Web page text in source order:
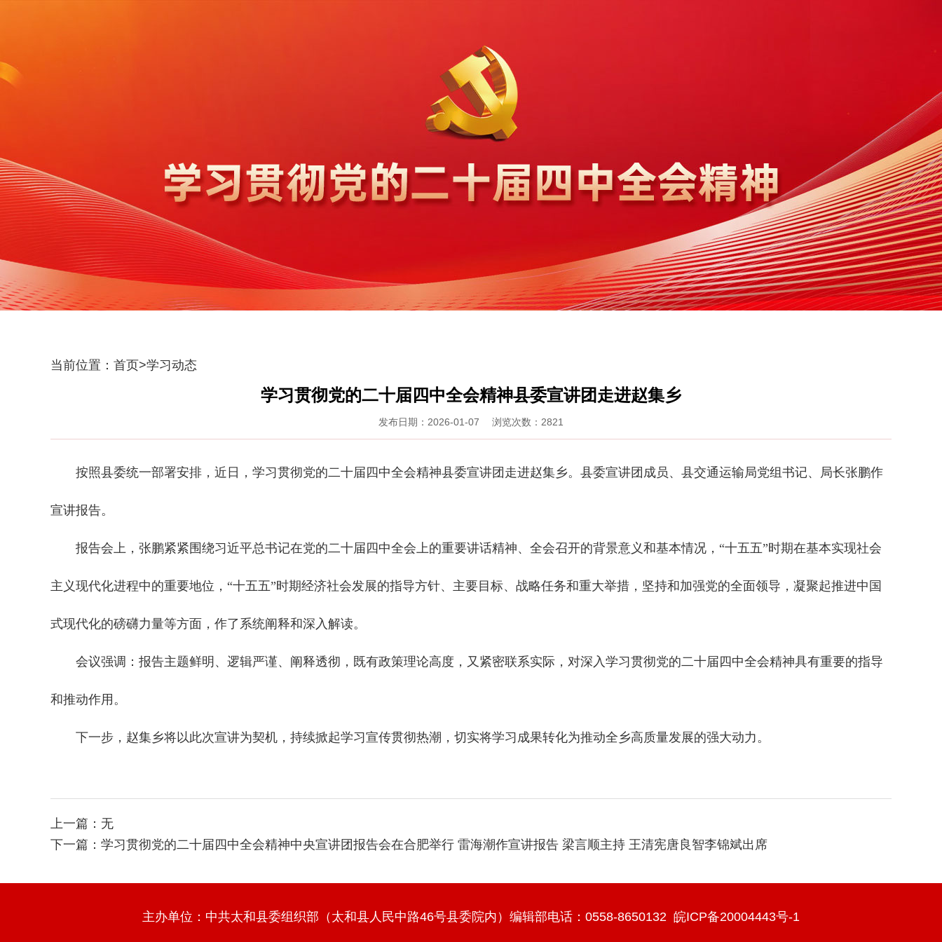
当前位置： 首页>学习动态
学习贯彻党的二十届四中全会精神县委宣讲团走进赵集乡
发布日期：2026-01-07 浏览次数：2821
按照县委统一部署安排，近日，学习贯彻党的二十届四中全会精神县委宣讲团走进赵集乡。县委宣讲团成员、县交通运输局党组书记、局长张鹏作
宣讲报告。
报告会上，张鹏紧紧围绕习近平总书记在党的二十届四中全会上的重要讲话精神、全会召开的背景意义和基本情况，“十五五”时期在基本实现社会
主义现代化进程中的重要地位，“十五五”时期经济社会发展的指导方针、主要目标、战略任务和重大举措，坚持和加强党的全面领导，凝聚起推进中国
式现代化的磅礴力量等方面，作了系统阐释和深入解读。
会议强调：报告主题鲜明、逻辑严谨、阐释透彻，既有政策理论高度，又紧密联系实际，对深入学习贯彻党的二十届四中全会精神具有重要的指导
和推动作用。
下一步，赵集乡将以此次宣讲为契机，持续掀起学习宣传贯彻热潮，切实将学习成果转化为推动全乡高质量发展的强大动力。
上一篇：无
下一篇： 学习贯彻党的二十届四中全会精神中央宣讲团报告会在合肥举行 雷海潮作宣讲报告 梁言顺主持 王清宪唐良智李锦斌出席
主办单位：中共太和县委组织部（太和县人民中路46号县委院内）编辑部电话：0558-8650132 皖ICP备20004443号-1